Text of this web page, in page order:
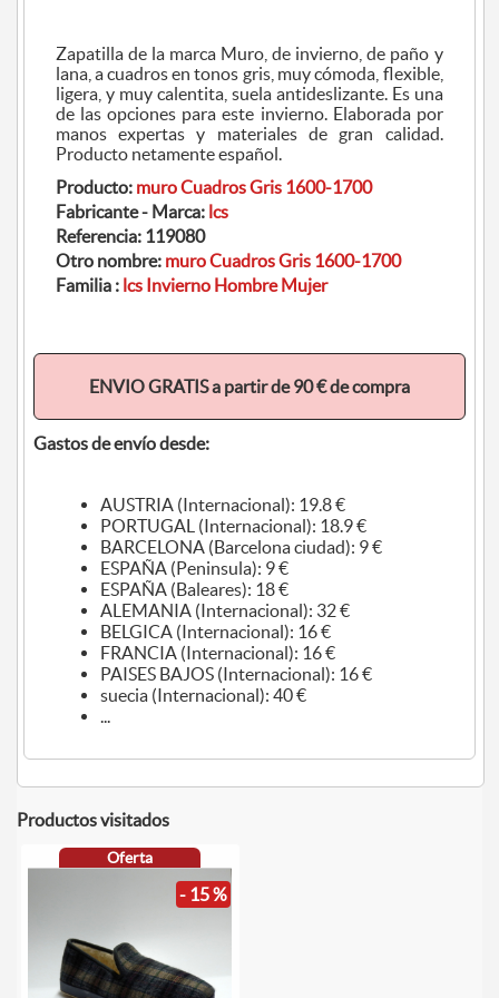
Zapatilla de la marca Muro, de invierno, de paño y
lana, a cuadros en tonos gris, muy cómoda, flexible,
ligera, y muy calentita, suela antideslizante. Es una
de las opciones para este invierno. Elaborada por
manos expertas y materiales de gran calidad.
Producto netamente español.
Producto: muro Cuadros Gris 1600-1700
Fabricante - Marca: lcs
Referencia: 119080
Otro nombre: muro Cuadros Gris 1600-1700
Familia : lcs Invierno Hombre Mujer
ENVIO GRATIS a partir de 90 € de compra
Gastos de envío desde:
AUSTRIA (Internacional): 19.8 €
PORTUGAL (Internacional): 18.9 €
BARCELONA (Barcelona ciudad): 9 €
ESPAÑA (Peninsula): 9 €
ESPAÑA (Baleares): 18 €
ALEMANIA (Internacional): 32 €
BELGICA (Internacional): 16 €
FRANCIA (Internacional): 16 €
PAISES BAJOS (Internacional): 16 €
suecia (Internacional): 40 €
...
Productos visitados
Oferta
- 15 %